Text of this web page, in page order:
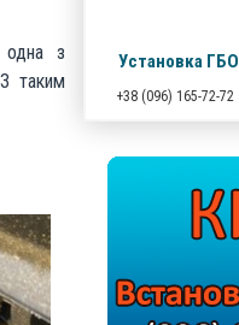
з
таким
Установка ГБО
+38 (096) 165-72-72